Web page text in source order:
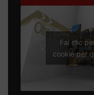
Fai clic
cookie per